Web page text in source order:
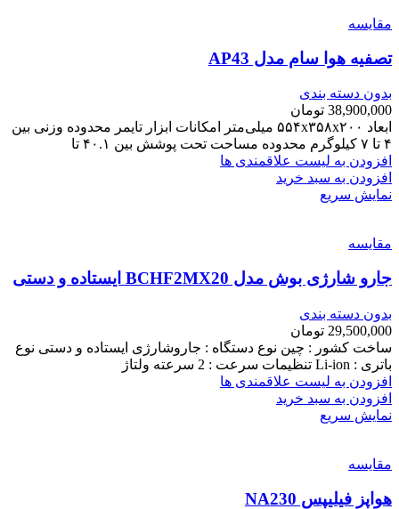
مقایسه
تصفیه هوا سام مدل AP43
بدون دسته بندی
38,900,000 تومان
ابعاد ۵۵۴x۳۵۸x۲۰۰ میلی‌متر امکانات ابزار تایمر محدوده وزنی بین
۴ تا ۷ کیلوگرم محدوده مساحت تحت پوشش بین ۴۰.۱ تا
افزودن به لیست علاقمندی ها
افزودن به سبد خرید
نمایش سریع
مقایسه
جارو شارژی بوش مدل BCHF2MX20 ایستاده و دستی
بدون دسته بندی
29,500,000 تومان
ساخت کشور : چین نوع دستگاه : جاروشارژی ایستاده و دستی نوع
باتری : Li-ion تنظیمات سرعت : 2 سرعته ولتاژ
افزودن به لیست علاقمندی ها
افزودن به سبد خرید
نمایش سریع
مقایسه
هواپز فیلیپس NA230